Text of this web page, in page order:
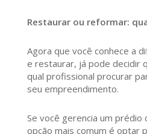
Restaurar ou reformar:
Agora que você conhece a
e restaurar, já pode decidir
qual profissional procurar
seu empreendimento.
Se você gerencia um prédio
opção mais comum é optar